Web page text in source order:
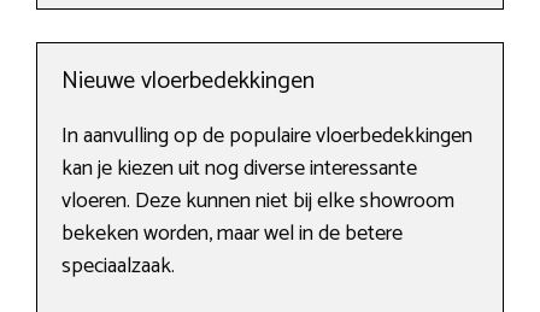
Nieuwe vloerbedekkingen
In aanvulling op de populaire vloerbedekkingen
kan je kiezen uit nog diverse interessante
vloeren. Deze kunnen niet bij elke showroom
bekeken worden, maar wel in de betere
speciaalzaak.